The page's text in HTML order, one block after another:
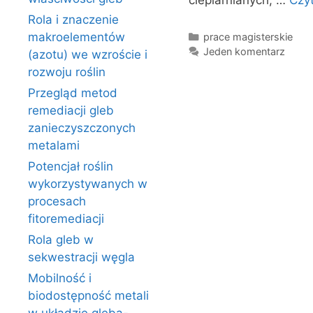
Kategorie
prace magisterskie
Jeden komentarz
Rola i znaczenie
makroelementów
(azotu) we wzroście i
rozwoju roślin
Przegląd metod
remediacji gleb
zanieczyszczonych
metalami
Potencjał roślin
wykorzystywanych w
procesach
fitoremediacji
Rola gleb w
sekwestracji węgla
Mobilność i
biodostępność metali